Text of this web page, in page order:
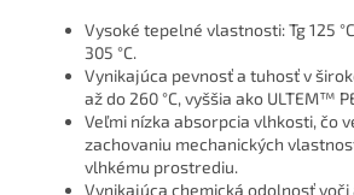
Vysoké tepelné vlastnosti: Tg 125
305 °C.
Vynikajúca pevnosť a tuhosť v
až do 260 °C, vyššia ako ULTEM™
Veľmi nízka absorpcia vlhkosti, čo
zachovaniu mechanických
vlhkému prostrediu.
Vynikajúca chemická odolnosť voči